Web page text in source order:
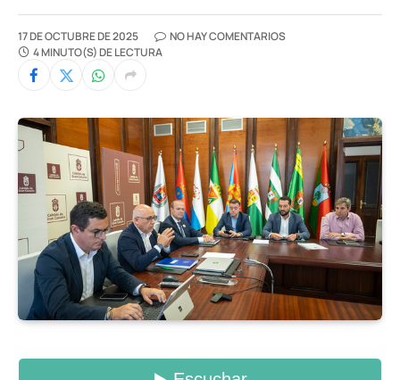
17 DE OCTUBRE DE 2025
NO HAY COMENTARIOS
4 MINUTO(S) DE LECTURA